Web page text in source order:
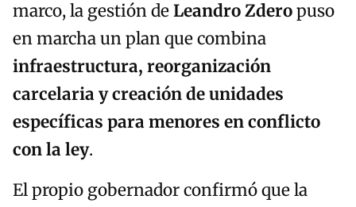
marco, la gestión deLeandro Zderopuso
en marcha un plan que combina
infraestructura, reorganización
carcelaria y creación de unidades
específicas para menores en conflicto
con la ley.
El propio gobernador confirmó que la